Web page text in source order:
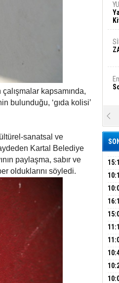
kapsamında,
bulunduğu, ‘gıda kolisi’
sanatsal ve
Kartal Belediye
paylaşma, sabır ve
olduklarını söyledi.